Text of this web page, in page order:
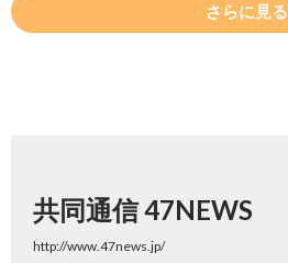
さらに見る
共同通信 47NEWS
http://www.47news.jp/